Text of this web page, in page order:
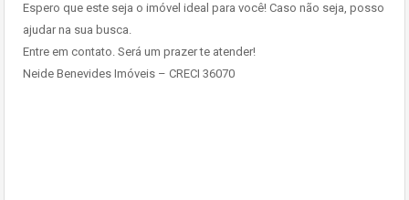
Espero que este seja o imóvel ideal para você! Caso não seja, posso
ajudar na sua busca.
Entre em contato. Será um prazer te atender!
Neide Benevides Imóveis – CRECI 36070